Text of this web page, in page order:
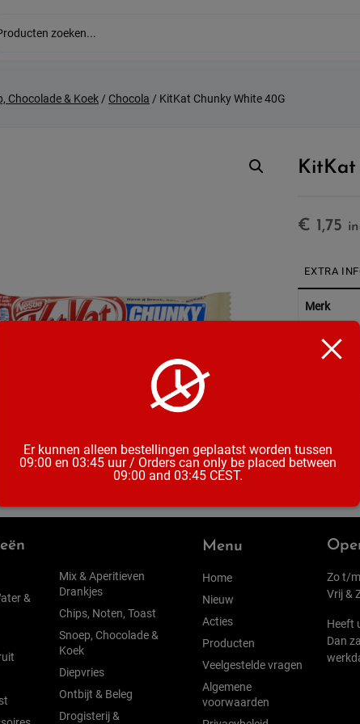
Chocolade & Koek/ Chocola / KitKat Chunky White 40G
KitKat
€ 1,75
EXTRA
Merk
Soort
&
Mix & Aperitieven
Drankjes
Chips, Noten, Toast
Snoep, Chocolade &
Koek
Diepvries
Ontbijt & Beleg
Drogisterij &
Menu
Home
Nieuw
Acties
Producten
Veelgestelde vragen
Algemene
voorwaarden
Zo t/
Vrij &
Heeft
Dan
Er kunnen alleen bestellingen geplaatst worden tussen
09:00 en 03:45 uur / Orders can only be placed between
09:00 and 03:45 CEST.